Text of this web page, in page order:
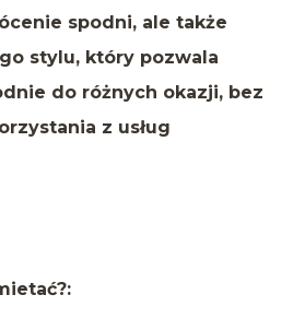
spodni, ale także
stylu, który pozwala
do różnych okazji, bez
z usług